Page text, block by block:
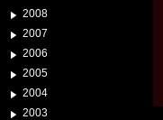
2008
2007
2006
2005
2004
2003